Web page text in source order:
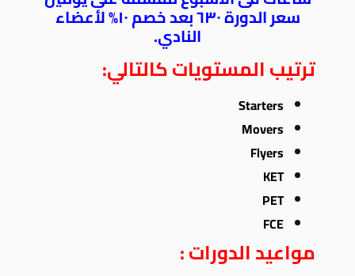
سعر الدورة ٦٣٠ بعد خصم ١٠% لأعضاء
النادي.
ترتيب المستويات كالتالي:
Starters
Movers
Flyers
KET
PET
FCE
مواعيد الدورات :